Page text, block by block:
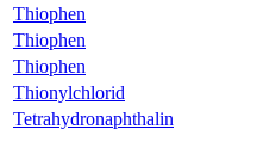
Thiophen
Thiophen
Thiophen
Thionylchlorid
Tetrahydronaphthalin